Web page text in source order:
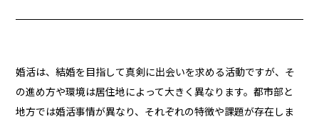
婚活は、結婚を目指して真剣に出会いを求める活動ですが、そ
の進め方や環境は居住地によって大きく異なります。都市部と
地方では婚活事情が異なり、それぞれの特徴や課題が存在しま